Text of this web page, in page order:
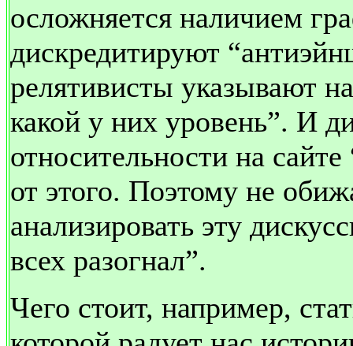
осложняется наличием
дискредитируют
релятивисты указывают
какой у них уровень”. И
относительности на
от этого. Поэтому не
анализировать эту
всех разогнал”.
Чего стоит, например,